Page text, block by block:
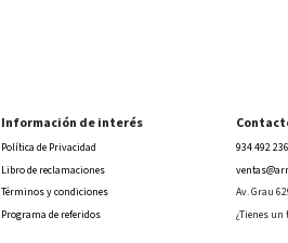
Información de interés
Política de Privacidad
Libro de reclamaciones
Términos y condiciones
Programa de referidos
934 492 236
Av. Grau
¿Tienes un